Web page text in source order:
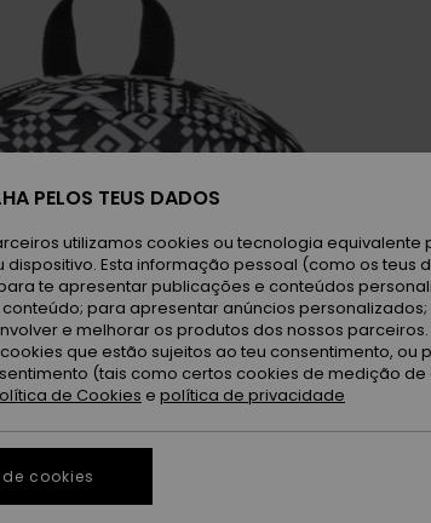
PELOS TEUS DADOS
utilizamos cookies ou tecnologia
dispositivo. Esta informação pessoal (como os teus
te apresentar publicações e conteúdos
para apresentar anúncios
e melhorar os produtos dos nossos
que estão sujeitos ao teu consentimento, ou
(tais como certos cookies de medição
de Cookies e política de privacidade
cookies